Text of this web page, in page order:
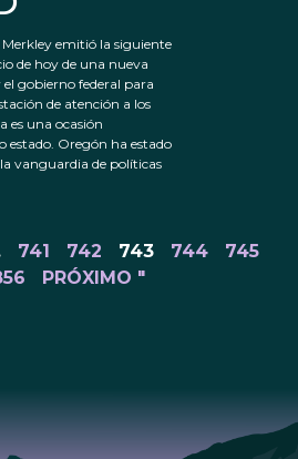
emitió la siguiente
de hoy de una nueva
gobierno federal para
de atención a los
es una ocasión
estado. Oregón ha estado
vanguardia de políticas
741 742 743 744
745
PRÓXIMO "